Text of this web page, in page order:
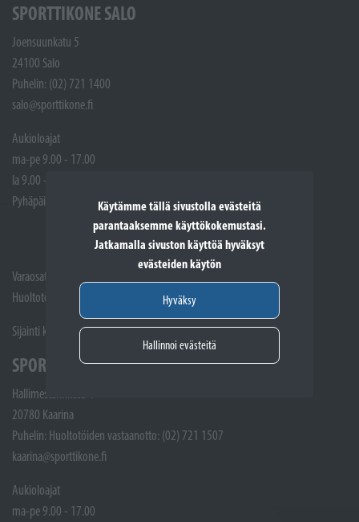
Käytämme tällä sivustolla evästeitä
parantaaksemme käyttökokemustasi.
Jatkamalla sivuston käyttöä hyväksyt
evästeiden käytön
Hyväksy
Hallinnoi evästeitä
SPORTTIKONE SALO
Joensuunkatu 5
24100 Salo
Puhelin: (02) 721 1400
salo@sporttikone.fi
Aukioloajat
ma-pe 9.00 - 17.00
la 9.00 - 14.00
Pyhäpäivät suljettuna
Varaosat: (02) 721 1407
Huoltotöiden vastaanotto: 02 7211405
Sijainti kartalla
SPORTTIKONE KAARINA
Hallimestarinkatu 4
20780 Kaarina
Puhelin: Huoltotöiden vastaanotto: (02) 721 1507
kaarina@sporttikone.fi
Aukioloajat
ma-pe 9.00 - 17.00